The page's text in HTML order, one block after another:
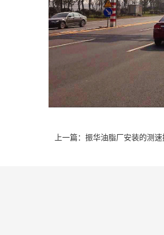
上一篇： 振华油脂厂安装的测